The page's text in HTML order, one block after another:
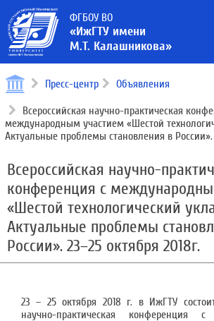
ФГБОУ ВО
«ИжГТУ имени
М.Т. Калашникова»
Пресс-центр Объявления
Всероссийская научно-практическая
международным участием «Шестой
Актуальные проблемы становления в России».
Всероссийская научно-
конференция с
«Шестой технологический
Актуальные проблемы
России». 23–25 октября 2018г.
23 – 25 октября 2018 г. в ИжГТУ
научно-практическая конференция